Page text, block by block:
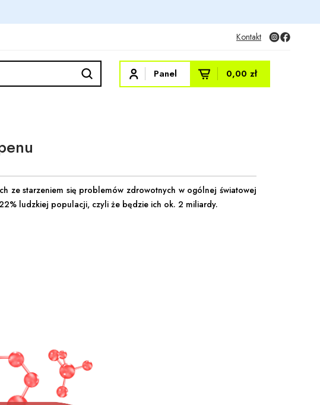
Kontakt
Panel 0,00 zł
ze starzeniem się problemów zdrowotnych w ogólnej światowej
ludzkiej populacji, czyli że będzie ich ok. 2 miliardy.